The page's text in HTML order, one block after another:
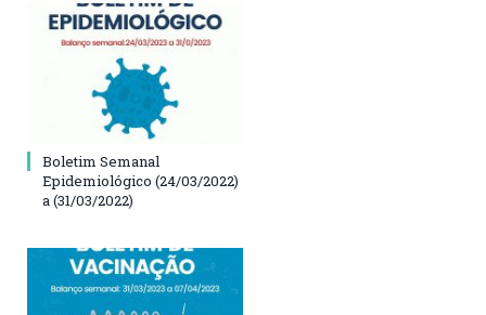
Boletim Semanal
Epidemiológico (24/03/2022)
a (31/03/2022)